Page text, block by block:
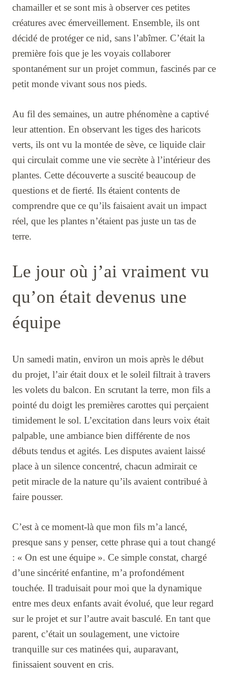
chamailler et se sont mis à observer ces petites
créatures avec émerveillement. Ensemble, ils ont
décidé de protéger ce nid, sans l’abîmer. C’était la
première fois que je les voyais collaborer
spontanément sur un projet commun, fascinés par ce
petit monde vivant sous nos pieds.
Au fil des semaines, un autre phénomène a captivé
leur attention. En observant les tiges des haricots
verts, ils ont vu la montée de sève, ce liquide clair
qui circulait comme une vie secrète à l’intérieur des
plantes. Cette découverte a suscité beaucoup de
questions et de fierté. Ils étaient contents de
comprendre que ce qu’ils faisaient avait un impact
réel, que les plantes n’étaient pas juste un tas de
terre.
Le jour où j’ai vraiment vu
qu’on était devenus une
équipe
Un samedi matin, environ un mois après le début
du projet, l’air était doux et le soleil filtrait à travers
les volets du balcon. En scrutant la terre, mon fils a
pointé du doigt les premières carottes qui perçaient
timidement le sol. L’excitation dans leurs voix était
palpable, une ambiance bien différente de nos
débuts tendus et agités. Les disputes avaient laissé
place à un silence concentré, chacun admirait ce
petit miracle de la nature qu’ils avaient contribué à
faire pousser.
C’est à ce moment-là que mon fils m’a lancé,
presque sans y penser, cette phrase qui a tout changé
: « On est une équipe ». Ce simple constat, chargé
d’une sincérité enfantine, m’a profondément
touchée. Il traduisait pour moi que la dynamique
entre mes deux enfants avait évolué, que leur regard
sur le projet et sur l’autre avait basculé. En tant que
parent, c’était un soulagement, une victoire
tranquille sur ces matinées qui, auparavant,
finissaient souvent en cris.